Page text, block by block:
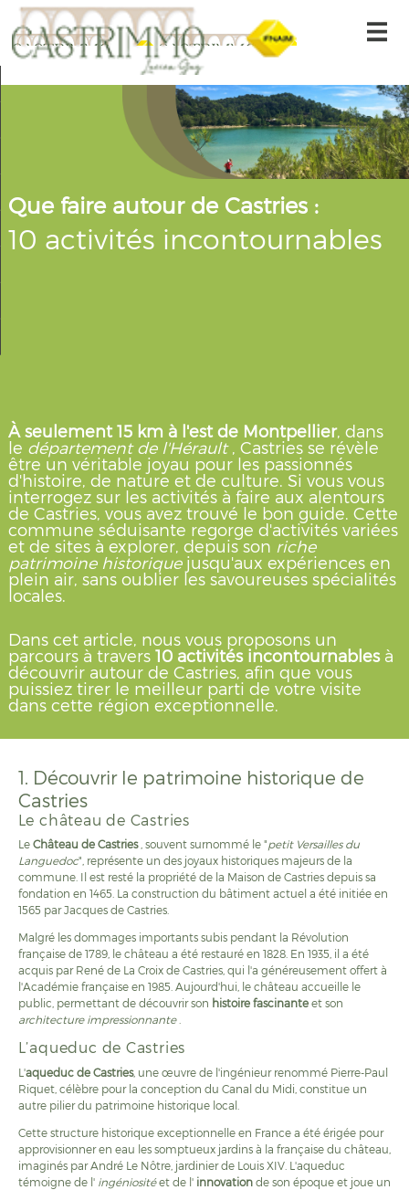
Accueil
Nous contacter
Que faire autour de Castries :
10 activités incontournables
À seulement 15 km à l'est de Montpellier, dans
le département de l'Hérault, Castries se révèle
être un véritable joyau pour les passionnés
d'histoire, de nature et de culture. Si vous vous
interrogez sur les activités à faire aux alentours
de Castries, vous avez trouvé le bon guide. Cette
commune séduisante regorge d'activités variées
et de sites à explorer, depuis son riche
patrimoine historiquejusqu'aux expériences en
plein air, sans oublier les savoureuses spécialités
locales.
Dans cet article, nous vous proposons un
parcours à travers 10 activités incontournables à
découvrir autour de Castries, afin que vous
puissiez tirer le meilleur parti de votre visite
dans cette région exceptionnelle.
1. Découvrir le patrimoine historique de
Castries
Le château de Castries
Le Château de Castries, souvent surnommé le "petit Versailles du
Languedoc", représente un des joyaux historiques majeurs de la
commune. Il est resté la propriété de la Maison de Castries depuis sa
fondation en 1465. La construction du bâtiment actuel a été initiée en
1565 par Jacques de Castries.
Malgré les dommages importants subis pendant la Révolution
française de 1789, le château a été restauré en 1828. En 1935, il a été
acquis par René de La Croix de Castries, qui l'a généreusement offert à
l'Académie française en 1985. Aujourd'hui, le château accueille le
public, permettant de découvrir son histoire fascinanteet son
architecture impressionnante.
L’aqueduc de Castries
L'aqueduc de Castries, une œuvre de l'ingénieur renommé Pierre-Paul
Riquet, célèbre pour la conception du Canal du Midi, constitue un
autre pilier du patrimoine historique local.
Cette structure historique exceptionnelle en France a été érigée pour
approvisionner en eau les somptueux jardins à la française du château,
imaginés par André Le Nôtre, jardinier de Louis XIV. L'aqueduc
témoigne de l' ingéniositéet de l' innovationde son époque et joue un